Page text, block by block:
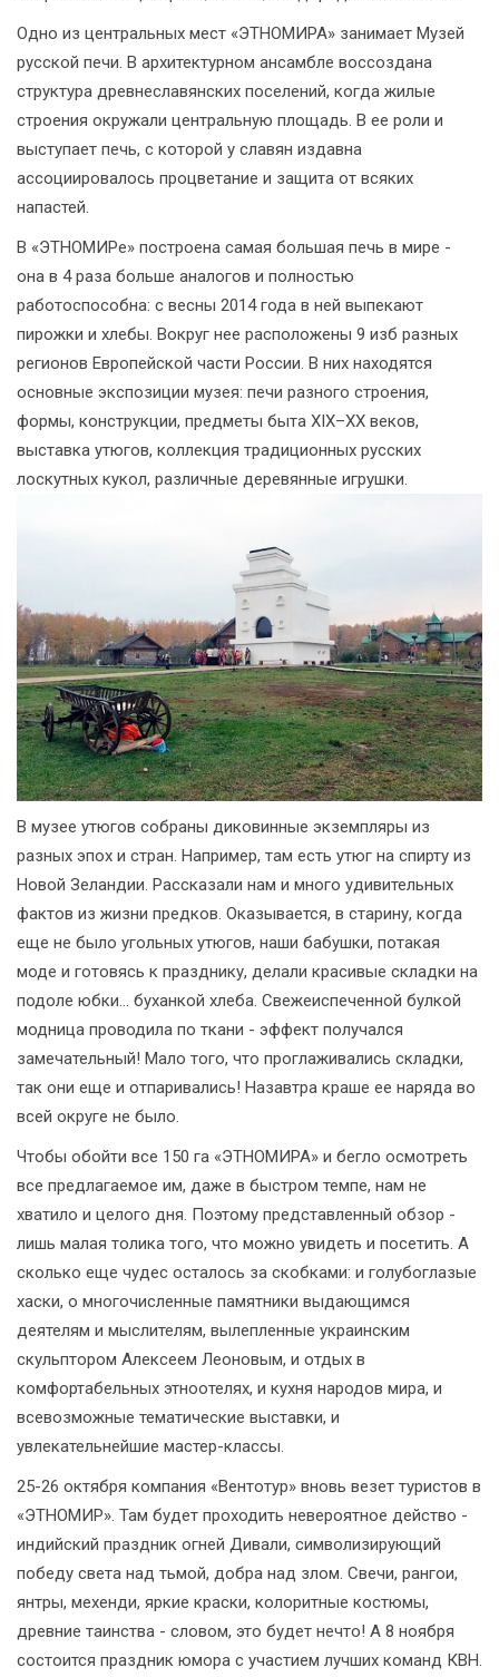
Одно из центральных мест «ЭТНОМИРА» занимает Музей
русской печи. В архитектурном ансамбле воссоздана
структура древнеславянских поселений, когда жилые
строения окружали центральную площадь. В ее роли и
выступает печь, с которой у славян издавна
ассоциировалось процветание и защита от всяких
напастей.
В «ЭТНОМИРе» построена самая большая печь в мире -
она в 4 раза больше аналогов и полностью
работоспособна: с весны 2014 года в ней выпекают
пирожки и хлебы. Вокруг нее расположены 9 изб разных
регионов Европейской части России. В них находятся
основные экспозиции музея: печи разного строения,
формы, конструкции, предметы быта XIX–XX веков,
выставка утюгов, коллекция традиционных русских
лоскутных кукол, различные деревянные игрушки.
В музее утюгов собраны диковинные экземпляры из
разных эпох и стран. Например, там есть утюг на спирту из
Новой Зеландии. Рассказали нам и много удивительных
фактов из жизни предков. Оказывается, в старину, когда
еще не было угольных утюгов, наши бабушки, потакая
моде и готовясь к празднику, делали красивые складки на
подоле юбки... буханкой хлеба. Свежеиспеченной булкой
модница проводила по ткани - эффект получался
замечательный! Мало того, что проглаживались складки,
так они еще и отпаривались! Назавтра краше ее наряда во
всей округе не было.
Чтобы обойти все 150 га «ЭТНОМИРА» и бегло осмотреть
все предлагаемое им, даже в быстром темпе, нам не
хватило и целого дня. Поэтому представленный обзор -
лишь малая толика того, что можно увидеть и посетить. А
сколько еще чудес осталось за скобками: и голубоглазые
хаски, о многочисленные памятники выдающимся
деятелям и мыслителям, вылепленные украинским
скульптором Алексеем Леоновым, и отдых в
комфортабельных этноотелях, и кухня народов мира, и
всевозможные тематические выставки, и
увлекательнейшие мастер-классы.
25-26 октября компания «Вентотур» вновь везет туристов в
«ЭТНОМИР». Там будет проходить невероятное действо -
индийский праздник огней Дивали, символизирующий
победу света над тьмой, добра над злом. Свечи, рангои,
янтры, мехенди, яркие краски, колоритные костюмы,
древние таинства - словом, это будет нечто! А 8 ноября
состоится праздник юмора с участием лучших команд КВН.